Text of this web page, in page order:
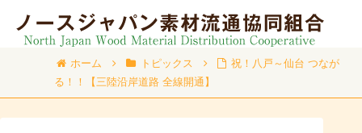
ホーム トピックス
祝！八戸～仙台 つなが
る！！【三陸沿岸道路 全線開通】